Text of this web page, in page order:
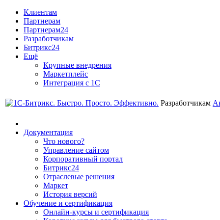
Клиентам
Партнерам
Партнерам24
Разработчикам
Битрикс24
Ещё
Крупные внедрения
Маркетплейс
Интеграция с 1С
Разработчикам
Документация
Что нового?
Управление сайтом
Корпоративный портал
Битрикс24
Отраслевые решения
Маркет
История версий
Обучение и сертификация
Онлайн-курсы и сертификация